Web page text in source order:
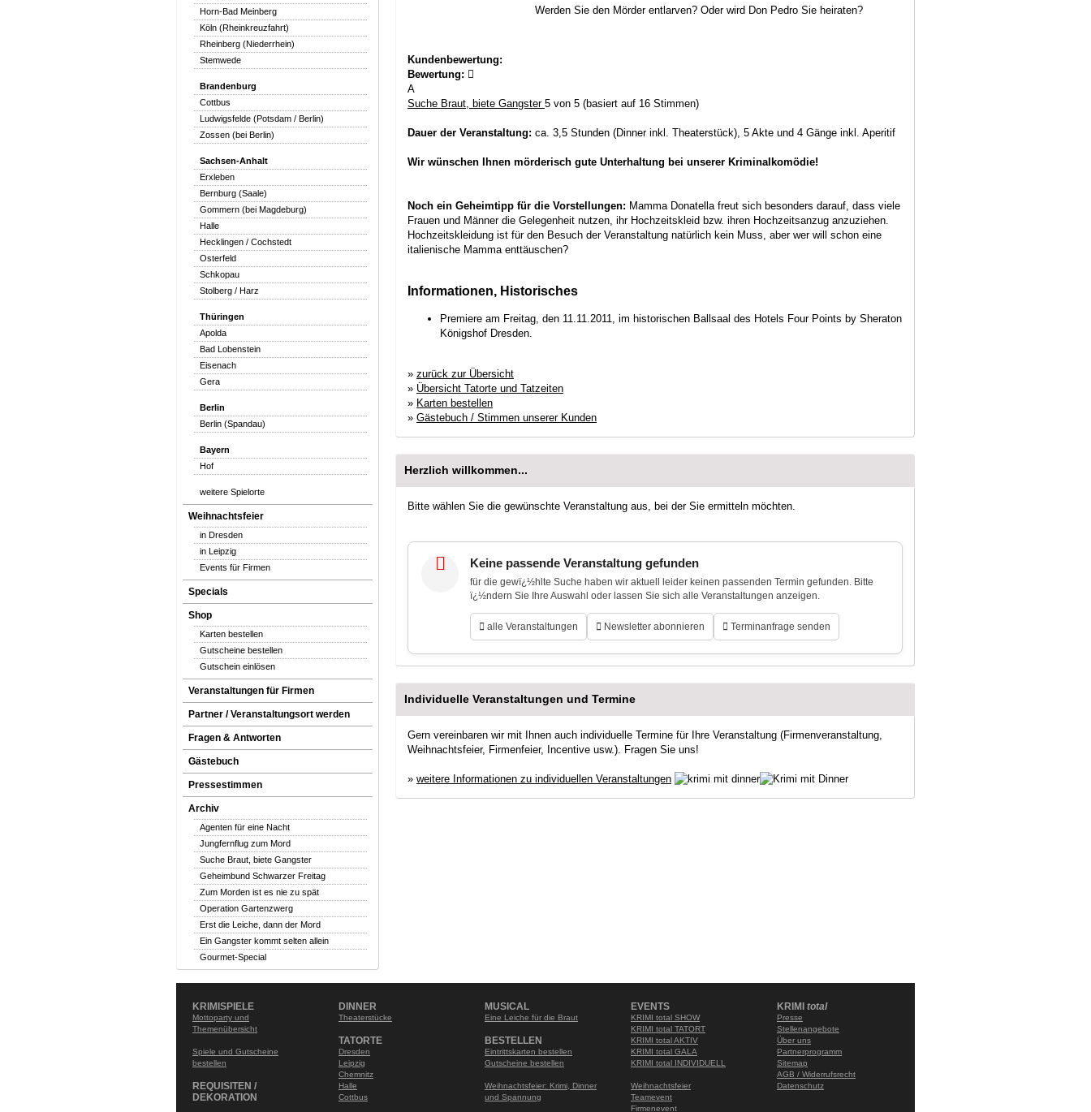
Horn-Bad Meinberg
Köln (Rheinkreuzfahrt)
Rheinberg (Niederrhein)
Stemwede
Brandenburg
Cottbus
Ludwigsfelde (Potsdam / Berlin)
Zossen (bei Berlin)
Sachsen-Anhalt
Erxleben
Bernburg (Saale)
Gommern (bei Magdeburg)
Halle
Hecklingen / Cochstedt
Osterfeld
Schkopau
Stolberg / Harz
Thüringen
Apolda
Bad Lobenstein
Eisenach
Gera
Berlin
Berlin (Spandau)
Bayern
Hof
weitere Spielorte
Weihnachtsfeier
in Dresden
in Leipzig
Events für Firmen
Specials
Shop
Karten bestellen
Gutscheine bestellen
Gutschein einlösen
Veranstaltungen für Firmen
Partner / Veranstaltungsort werden
Fragen & Antworten
Gästebuch
Pressestimmen
Archiv
Agenten für eine Nacht
Jungfernflug zum Mord
Suche Braut, biete Gangster
Geheimbund Schwarzer Freitag
Zum Morden ist es nie zu spät
Operation Gartenzwerg
Erst die Leiche, dann der Mord
Ein Gangster kommt selten allein
Gourmet-Special
Werden Sie den Mörder entlarven? Oder wird Don Pedro Sie heiraten?
Kundenbewertung:
Bewertung:
A
Suche Braut, biete Gangster 5 von 5 (basiert auf 16 Stimmen)
Dauer der Veranstaltung: ca. 3,5 Stunden (Dinner inkl. Theaterstück), 5 Akte und 4 Gänge inkl. Aperitif
Wir wünschen Ihnen mörderisch gute Unterhaltung bei unserer Kriminalkomödie!
Noch ein Geheimtipp für die Vorstellungen: Mamma Donatella freut sich besonders darauf, dass viele
Frauen und Männer die Gelegenheit nutzen, ihr Hochzeitskleid bzw. ihren Hochzeitsanzug anzuziehen.
Hochzeitskleidung ist für den Besuch der Veranstaltung natürlich kein Muss, aber wer will schon eine
italienische Mamma enttäuschen?
Informationen, Historisches
Premiere am Freitag, den 11.11.2011, im historischen Ballsaal des Hotels Four Points by Sheraton
Königshof Dresden.
» zurück zur Übersicht
» Übersicht Tatorte und Tatzeiten
» Karten bestellen
» Gästebuch / Stimmen unserer Kunden
Herzlich willkommen...
Bitte wählen Sie die gewünschte Veranstaltung aus, bei der Sie ermitteln möchten.
Keine passende Veranstaltung gefunden
für die gewï¿½hlte Suche haben wir aktuell leider keinen passenden Termin gefunden. Bitte
ï¿½ndern Sie Ihre Auswahl oder lassen Sie sich alle Veranstaltungen anzeigen.
alle Veranstaltungen Newsletter abonnieren Terminanfrage senden
Individuelle Veranstaltungen und Termine
Gern vereinbaren wir mit Ihnen auch individuelle Termine für Ihre Veranstaltung (Firmenveranstaltung,
Weihnachtsfeier, Firmenfeier, Incentive usw.). Fragen Sie uns!
» weitere Informationen zu individuellen Veranstaltungen
KRIMISPIELE
Mottoparty und
Themenübersicht
Spiele und Gutscheine
bestellen
REQUISITEN /
DEKORATION
DINNER
Theaterstücke
TATORTE
Dresden
Leipzig
Chemnitz
Halle
Cottbus
MUSICAL
Eine Leiche für die Braut
BESTELLEN
Eintrittskarten bestellen
Gutscheine bestellen
Weihnachtsfeier: Krimi, Dinner
und Spannung
EVENTS
KRIMI total SHOW
KRIMI total TATORT
KRIMI total AKTIV
KRIMI total GALA
KRIMI total INDIVIDUELL
Weihnachtsfeier
Teamevent
Firmenevent
KRIMI total
Presse
Stellenangebote
Über uns
Partnerprogramm
Sitemap
AGB / Widerrufsrecht
Datenschutz